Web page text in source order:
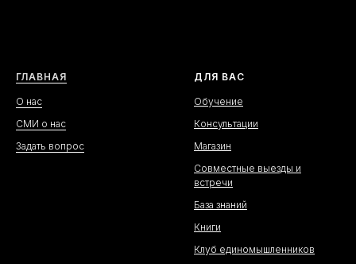
ГЛАВНАЯ
О нас
СМИ о нас
Задать вопрос
ДЛЯ ВАС
Обучение
Консультации
Магазин
Совместные выезды и
встречи
База знаний
Книги
Клуб единомышленников